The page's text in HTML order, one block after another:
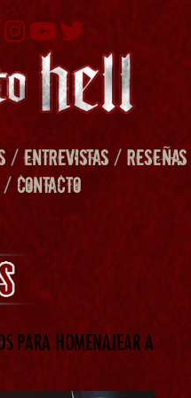
/ENTREVISTAS/RESEÑAS
/ CONTACTO
PARA HOMENAJEAR A